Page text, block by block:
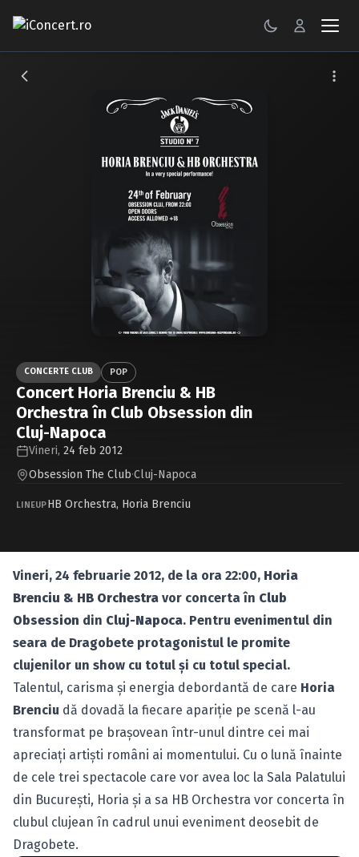
CONCERTE
Caută în site...
CONCERTE CLUB POP
Concert Horia Brenciu & HB
Orchestra în Club Obsession din
Cluj-Napoca
Vineri, 24 feb 2012
Obsession The Club·Cluj-Napoca
LINEUPHB Orchestra, Horia Brenciu
Vineri, 24 februarie 2012, de la ora 22:00, Horia
Brenciu & HB Orchestra vor concerta în Club
Obsession din Cluj-Napoca. Pentru evenimentul din
seara de Dragobete protagonistul le promite
clujenilor un show cu totul şi cu totul special.
Talentul, carisma şi energia debordantă de care Horia
Brenciu dă dovadă la fiecare apariţie pe scenă l-au
transformat pe braşovean într-unul dintre cei mai
apreciaţi artişti români ai momentului. Cu o lună înainte
de cele trei spectacole care vor avea loc la Sala Palatului
din Bucureşti, Horia şi a sa HB Orchestra vor concerta în
clubul clujean în cadrul unui eveniment deosebit de
Dragobete.